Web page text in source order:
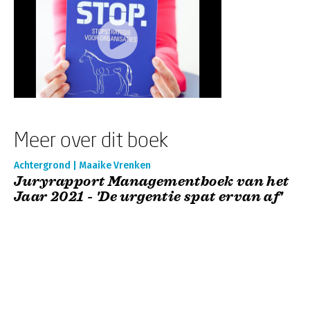
Meer over dit boek
Achtergrond | Maaike Vrenken
Juryrapport Managementboek van het
Jaar 2021 - 'De urgentie spat ervan af'